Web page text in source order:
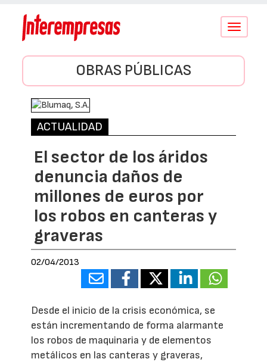
Conmutar
OBRAS PÚBLICAS
ACTUALIDAD
El sector de los áridos
denuncia daños de
millones de euros por
los robos en canteras y
graveras
02/04/2013
Desde el inicio de la crisis económica, se
están incrementando de forma alarmante
los robos de maquinaria y de elementos
metálicos en las canteras y graveras,